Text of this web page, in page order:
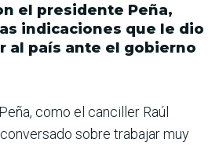
el presidente Peña,
indicaciones que le dio
al país ante el gobierno
como el canciller Raúl
sobre trabajar muy